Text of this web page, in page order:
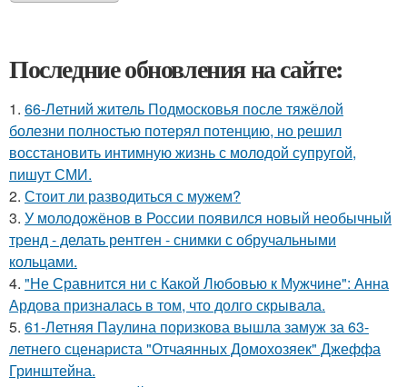
Последние обновления на сайте:
1. 66-Летний житель Подмосковья после тяжёлой
болезни полностью потерял потенцию, но решил
восстановить интимную жизнь с молодой супругой,
пишут СМИ.
2. Стоит ли разводиться с мужем?
3. У молодожёнов в России появился новый необычный
тренд - делать рентген - снимки с обручальными
кольцами.
4. "Не Сравнится ни с Какой Любовью к Мужчине": Анна
Ардова призналась в том, что долго скрывала.
5. 61-Летняя Паулина поризкова вышла замуж за 63-
летнего сценариста "Отчаянных Домохозяек" Джеффа
Гринштейна.